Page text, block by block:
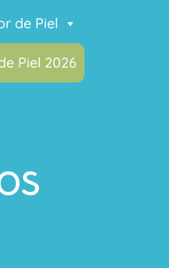
de Piel
Piel 2026